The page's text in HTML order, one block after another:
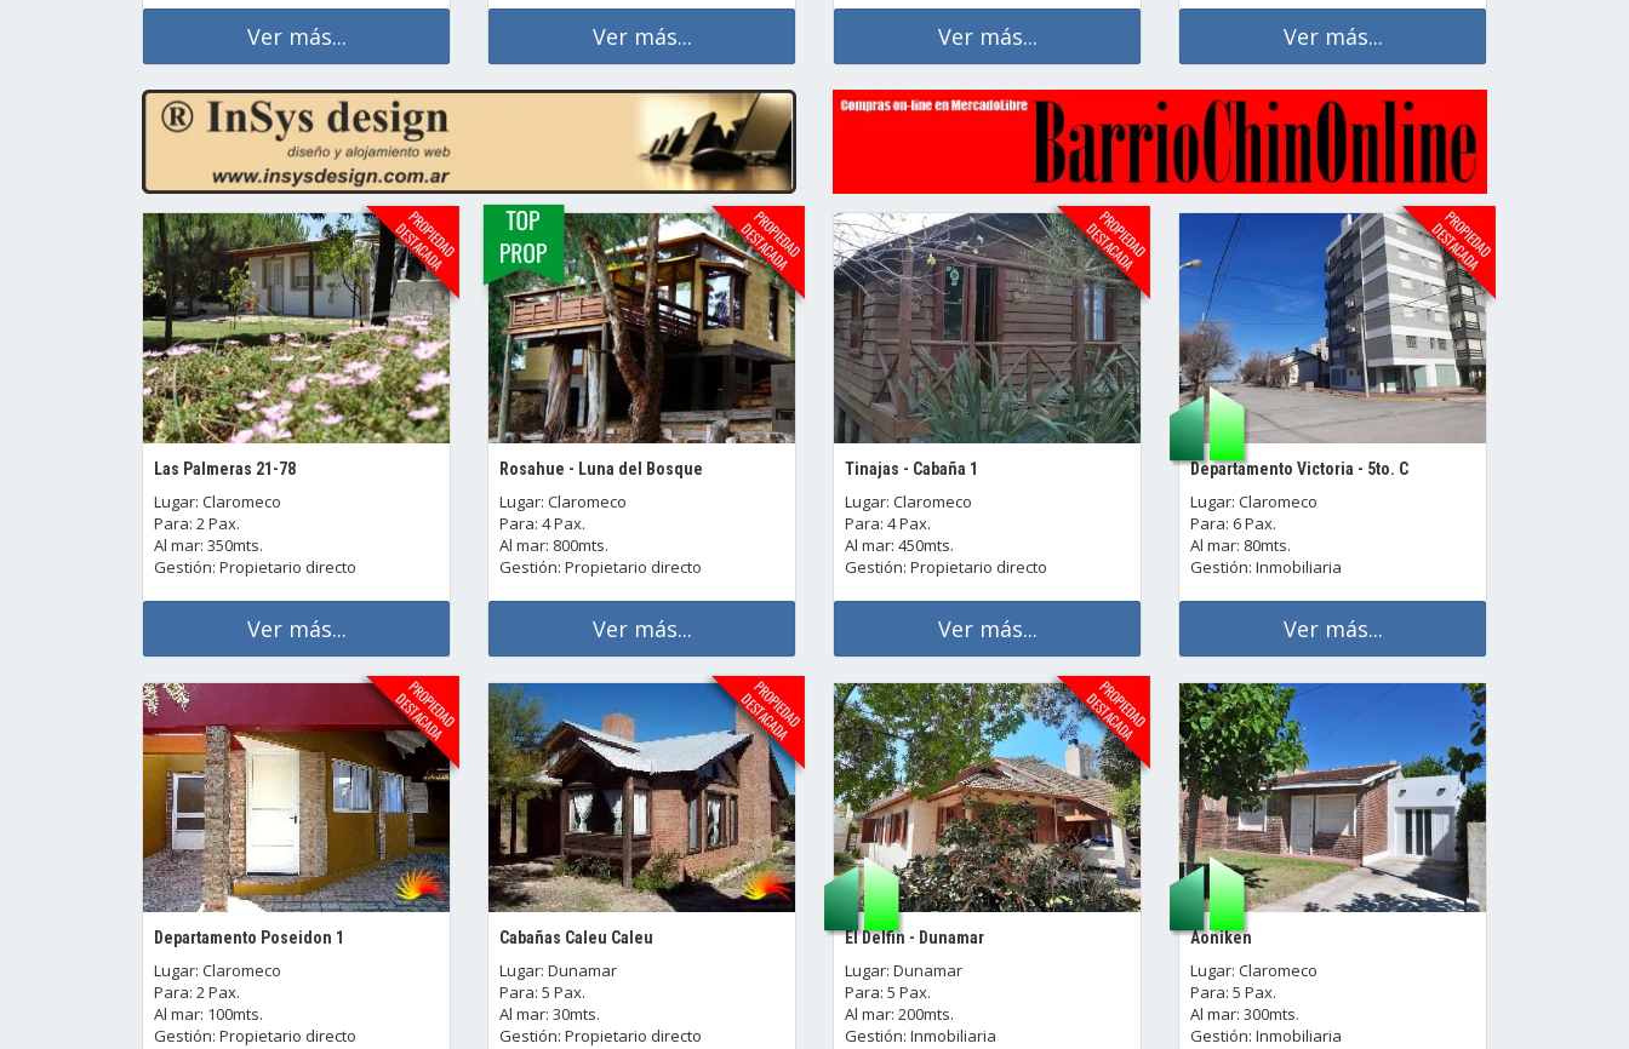
Ver más... Ver más... Ver más... Ver más...
Las Palmeras 21-78
Lugar: Claromeco
Para: 2 Pax.
Al mar: 350mts.
Gestión: Propietario directo
Ver más...
Rosahue - Luna del Bosque
Lugar: Claromeco
Para: 4 Pax.
Al mar: 800mts.
Gestión: Propietario directo
Ver más...
Tinajas - Cabaña 1
Lugar: Claromeco
Para: 4 Pax.
Al mar: 450mts.
Gestión: Propietario directo
Ver más...
Departamento Victoria - 5to. C
Lugar: Claromeco
Para: 6 Pax.
Al mar: 80mts.
Gestión: Inmobiliaria
Ver más...
Departamento Poseidon 1
Lugar: Claromeco
Para: 2 Pax.
Al mar: 100mts.
Gestión: Propietario directo
Cabañas Caleu Caleu
Lugar: Dunamar
Para: 5 Pax.
Al mar: 30mts.
Gestión: Propietario directo
El Delfin - Dunamar
Lugar: Dunamar
Para: 5 Pax.
Al mar: 200mts.
Gestión: Inmobiliaria
Aoniken
Lugar: Claromeco
Para: 5 Pax.
Al mar: 300mts.
Gestión: Inmobiliaria